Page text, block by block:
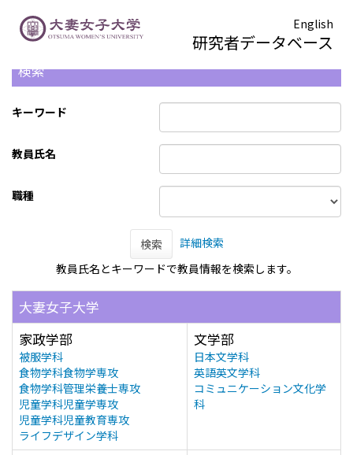
English
研究者データベース
検索
キーワード
教員氏名
職種
検索
詳細検索
教員氏名とキーワードで教員情報を検索します。
大妻女子大学
家政学部
被服学科
食物学科食物学専攻
食物学科管理栄養士専攻
児童学科児童学専攻
児童学科児童教育専攻
ライフデザイン学科
文学部
日本文学科
英語英文学科
コミュニケーション文化学
科